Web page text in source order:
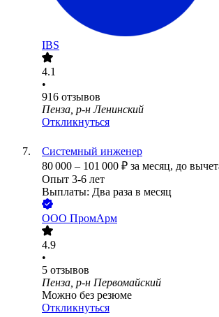
IBS
4.1
•
916 отзывов
Пенза, р-н Ленинский
Откликнуться
Системный инженер
80 000 – 101 000 ₽ за месяц, до
Опыт 3-6 лет
Выплаты: Два раза в месяц
ООО ПромАрм
4.9
•
5 отзывов
Пенза, р-н Первомайский
Можно без резюме
Откликнуться